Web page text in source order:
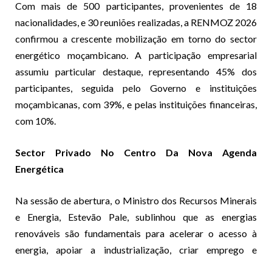
Com mais de 500 participantes, provenientes de 18
nacionalidades, e 30 reuniões realizadas, a RENMOZ 2026
confirmou a crescente mobilização em torno do sector
energético moçambicano. A participação empresarial
assumiu particular destaque, representando 45% dos
participantes, seguida pelo Governo e instituições
moçambicanas, com 39%, e pelas instituições financeiras,
com 10%.
Sector Privado No Centro Da Nova Agenda
Energética
Na sessão de abertura, o Ministro dos Recursos Minerais
e Energia, Estevão Pale, sublinhou que as energias
renováveis são fundamentais para acelerar o acesso à
energia, apoiar a industrialização, criar emprego e